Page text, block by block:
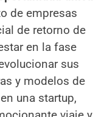
de empresas
de retorno de
en la fase
sus
y modelos de
una startup,